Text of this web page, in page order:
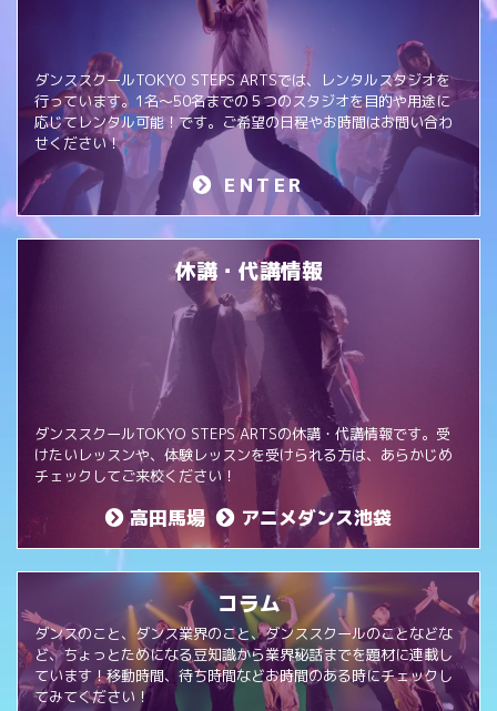
ダンススクールTOKYO STEPS ARTSでは、レンタルスタジオを
行っています。1名～50名までの５つのスタジオを目的や用途に
応じてレンタル可能！です。ご希望の日程やお時間はお問い合わ
せください！
ENTER
休講・代講情報
ダンススクールTOKYO STEPS ARTSの休講・代講情報です。受
けたいレッスンや、体験レッスンを受けられる方は、あらかじめ
チェックしてご来校ください！
高田馬場 アニメダンス池袋
コラム
ダンスのこと、ダンス業界のこと、ダンススクールのことなどな
ど、ちょっとためになる豆知識から業界秘話までを題材に連載し
ています！移動時間、待ち時間などお時間のある時にチェックし
てみてください！